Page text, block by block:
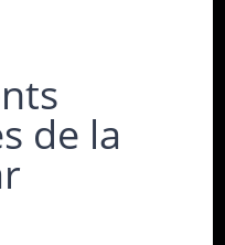
de la